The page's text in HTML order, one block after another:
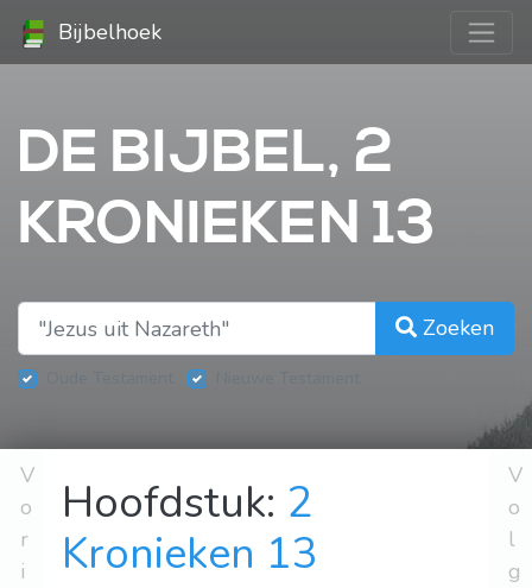
Bijbelhoek
DE BIJBEL, 2
KRONIEKEN 13
Zoeken
V
o
r
i
Hoofdstuk: 2
Kronieken 13
V
o
l
g